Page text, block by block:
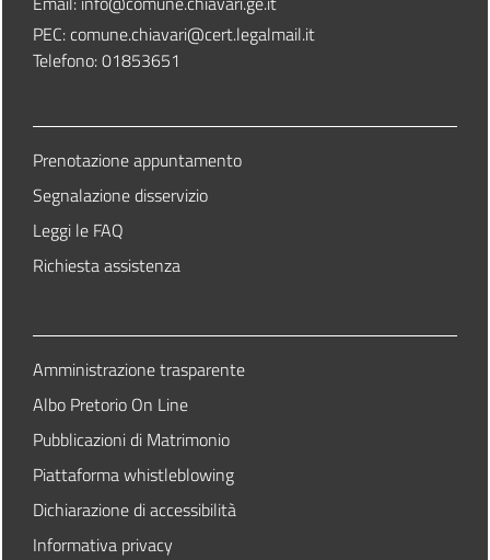
PEC: comune.chiavari@cert.legalmail.it
Telefono: 01853651
Prenotazione appuntamento
Segnalazione disservizio
Leggi le FAQ
Richiesta assistenza
Amministrazione trasparente
Albo Pretorio On Line
Pubblicazioni di Matrimonio
Piattaforma whistleblowing
Dichiarazione di accessibilità
Informativa privacy